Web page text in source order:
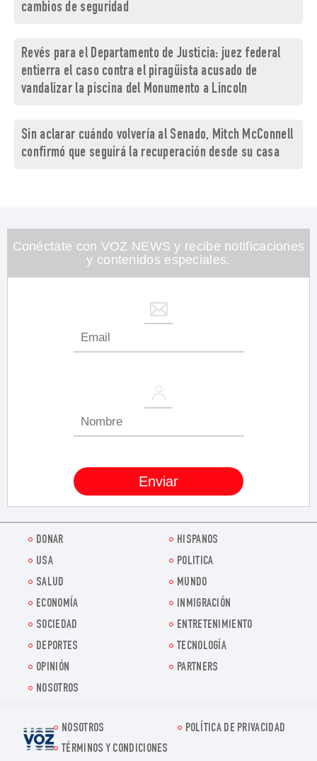
cambios de seguridad
Revés para el Departamento de Justicia: juez federal
entierra el caso contra el piragüista acusado de
vandalizar la piscina del Monumento a Lincoln
Sin aclarar cuándo volvería al Senado, Mitch McConnell
confirmó que seguirá la recuperación desde su casa
Conéctate con VOZ NEWS y recibe notificaciones
y contenidos especiales.
DONAR
HISPANOS
USA
POLITICA
SALUD
MUNDO
ECONOMÍA
INMIGRACIÓN
SOCIEDAD
ENTRETENIMIENTO
DEPORTES
TECNOLOGÍA
OPINIÓN
PARTNERS
NOSOTROS
Voz.us
NOSOTROS
POLÍTICA DE PRIVACIDAD
TÉRMINOS Y CONDICIONES